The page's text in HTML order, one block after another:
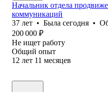
Начальник отдела
коммуникаций
37 лет • Была сегодня •
200 000 ₽
Не ищет работу
Общий опыт
12 лет 11 месяцев